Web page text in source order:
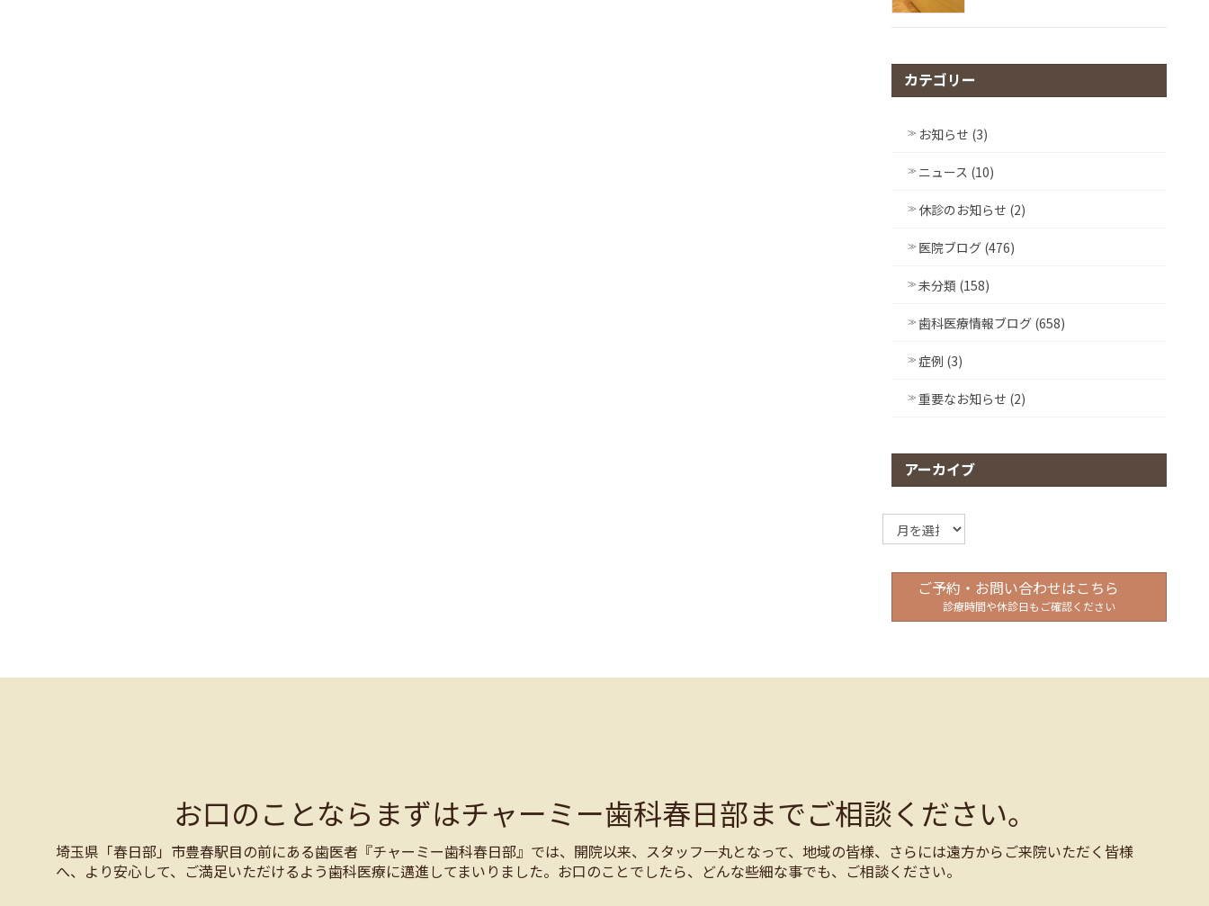
カテゴリー
お知らせ (3)
ニュース (10)
休診のお知らせ (2)
医院ブログ (476)
未分類 (158)
歯科医療情報ブログ (658)
症例 (3)
重要なお知らせ (2)
アーカイブ
ア
ー
イ
ご予約・お問い合わせはこちら
診療時間や休診日もご確認ください
お口のことならまずはチャーミー歯科春日部までご相談ください。
埼玉県「春日部」市豊春駅目の前にある歯医者『チャーミー歯科春日部』では、開院以来、スタッフ一丸となって、地域の皆様、さらには遠方からご来院いただく皆様
へ、より安心して、ご満足いただけるよう歯科医療に邁進してまいりました。お口のことでしたら、どんな些細な事でも、ご相談ください。